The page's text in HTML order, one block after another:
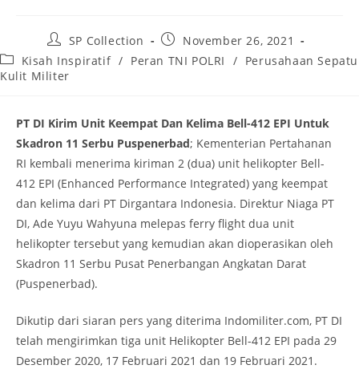
Post
author:
SP Collection
Post
published:
November 26, 2021
Post
category:
Kisah Inspiratif / Peran TNI POLRI / Perusahaan Sepatu
Kulit Militer
PT DI Kirim Unit Keempat Dan Kelima Bell-412 EPI Untuk
Skadron 11 Serbu Puspenerbad; Kementerian Pertahanan
RI kembali menerima kiriman 2 (dua) unit helikopter Bell-
412 EPI (Enhanced Performance Integrated) yang keempat
dan kelima dari PT Dirgantara Indonesia. Direktur Niaga PT
DI, Ade Yuyu Wahyuna melepas ferry flight dua unit
helikopter tersebut yang kemudian akan dioperasikan oleh
Skadron 11 Serbu Pusat Penerbangan Angkatan Darat
(Puspenerbad).
Dikutip dari siaran pers yang diterima Indomiliter.com, PT DI
telah mengirimkan tiga unit Helikopter Bell-412 EPI pada 29
Desember 2020, 17 Februari 2021 dan 19 Februari 2021.